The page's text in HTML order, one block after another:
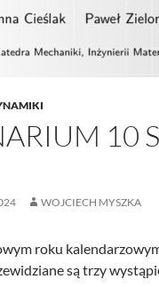
10
WOJCIECH MYSZKA
roku
są trzy